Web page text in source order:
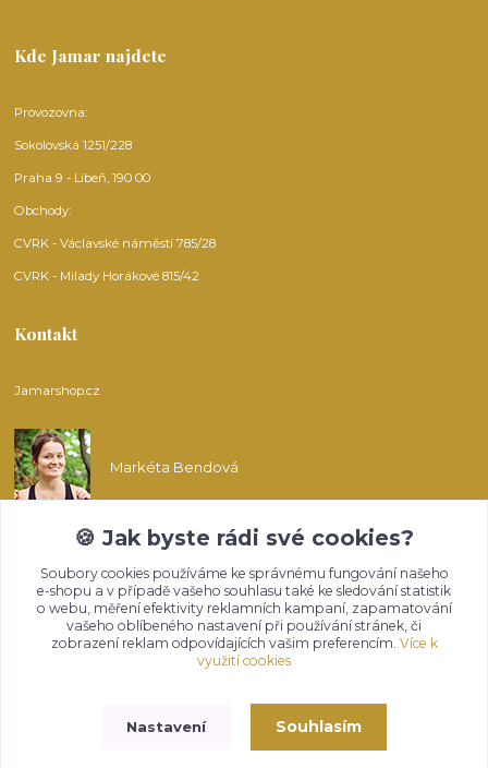
Kde Jamar najdete
Provozovna:
Sokolovská 1251/228
Praha 9 - Libeň, 190 00
Obchody:
CVRK - Václavské náměstí 785/28
CVRK - Milady Horákové 815/42
Kontakt
Jamarshop.cz
Markéta Bendová
info@jamarshop.cz
🍪 Jak byste rádi své cookies?
Soubory cookies používáme ke správnému fungování našeho
e-shopu a v případě vašeho souhlasu také ke sledování statistik
o webu, měření efektivity reklamních kampaní, zapamatování
vašeho oblíbeného nastavení při používání stránek, či
zobrazení reklam odpovídajících vašim preferencím. Více k
využití cookies
Nastavení Souhlasím